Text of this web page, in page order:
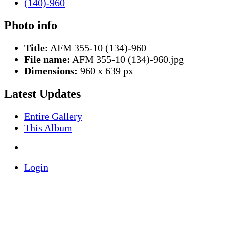
Photo info
Title: AFM 355-10 (134)-960
File name: AFM 355-10 (134)-960.jpg
Dimensions: 960 x 639 px
Latest Updates
Entire Gallery
This Album
Login